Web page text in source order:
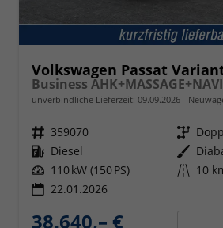
Volkswagen Passat
unverbindliche Lieferzeit: 09.09.2026
Fahrzeugnr. 359070 Getriebe
Kraftstoff Diesel Außenfarbe
Leistung 110 kW (150 PS) Kilometerstand 10
22.01.2026
38.640,– €